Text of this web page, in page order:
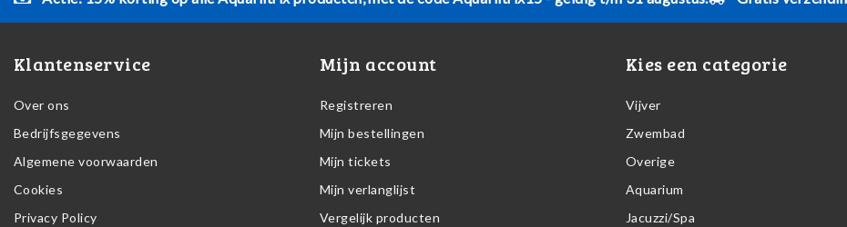
Klantenservice
Over ons
Bedrijfsgegevens
Algemene voorwaarden
Cookies
Privacy Policy
Mijn account
Registreren
Mijn bestellingen
Mijn tickets
Mijn verlanglijst
Vergelijk producten
Kies een categorie
Vijver
Zwembad
Overige
Aquarium
Jacuzzi/Spa